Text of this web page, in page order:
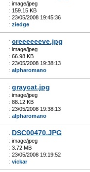
: image/jpeg
: 159.15 KB
: 23/05/2008 19:45:36
: ziedge
: creeeeeeve.jpg
: image/jpeg
: 66.98 KB
: 23/05/2008 19:38:13
: alpharomano
: graycat.jpg
: image/jpeg
: 88.12 KB
: 23/05/2008 19:38:13
: alpharomano
: DSC00470.JPG
: image/jpeg
: 3.72 MB
: 23/05/2008 19:19:52
: vickar